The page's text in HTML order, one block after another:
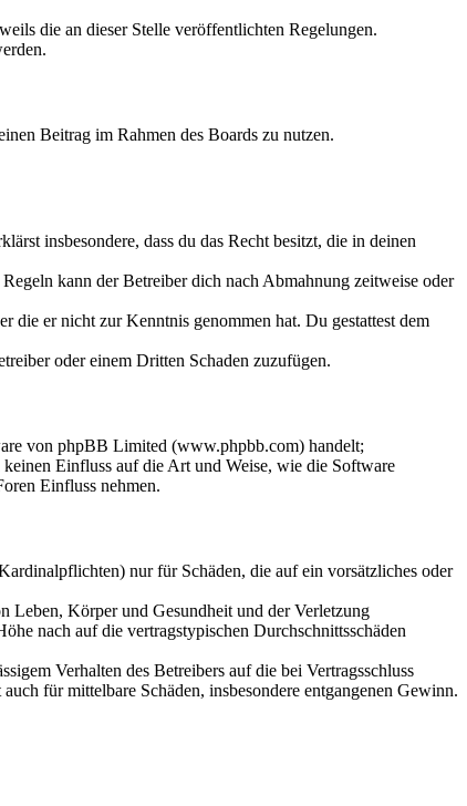
die an dieser Stelle veröffentlichten Regelungen.
Beitrag im Rahmen des Boards zu nutzen.
insbesondere, dass du das Recht besitzt, die in deinen
kann der Betreiber dich nach Abmahnung zeitweise oder
die er nicht zur Kenntnis genommen hat. Du gestattest dem
oder einem Dritten Schaden zuzufügen.
von phpBB Limited (www.phpbb.com) handelt;
Einfluss auf die Art und Weise, wie die Software
Einfluss nehmen.
nur für Schäden, die auf ein vorsätzliches oder
Leben, Körper und Gesundheit und der Verletzung
nach auf die vertragstypischen Durchschnittsschäden
Verhalten des Betreibers auf die bei Vertragsschluss
für mittelbare Schäden, insbesondere entgangenen Gewinn.